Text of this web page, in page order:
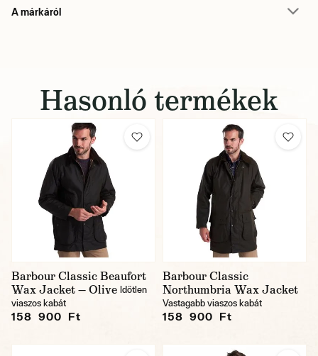
A márkáról
Hasonló termékek
Barbour Classic Beaufort
Wax Jacket — Olive Időtlen
viaszos kabát
158 900 Ft
Barbour Classic
Northumbria Wax Jacket
Vastagabb viaszos kabát
158 900 Ft